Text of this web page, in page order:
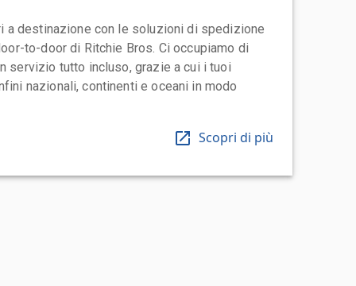
a destinazione con le soluzioni di spedizione
to-door di Ritchie Bros. Ci occupiamo di
servizio tutto incluso, grazie a cui i tuoi
nazionali, continenti e oceani in modo
Scopri di più